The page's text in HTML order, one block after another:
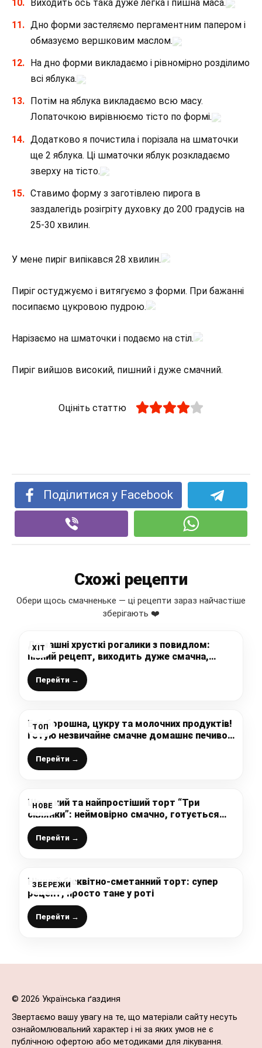
Виходить ось така дуже легка і пишна маса.
Дно форми застеляємо пергаментним папером і
обмазуємо вершковим маслом.
На дно форми викладаємо і рівномірно розділимо
всі яблука.
Потім на яблука викладаємо всю масу.
Лопаточкою вирівнюємо тісто по формі.
Додатково я почистила і порізала на шматочки
ще 2 яблука. Ці шматочки яблук розкладаємо
зверху на тісто.
Ставимо форму з заготівлею пирога в
заздалегідь розігріту духовку до 200 градусів на
25-30 хвилин.
У мене пиріг випікався 28 хвилин.
Пиріг остуджуємо і витягуємо з форми. При бажанні
посипаємо цукровою пудрою.
Нарізаємо на шматочки і подаємо на стіл.
Пиріг вийшов високий, пишний і дуже смачний.
Оцініть статтю
Поділитися у Facebook
Схожі рецепти
Обери щось смачненьке — ці рецепти зараз найчастіше
зберігають ❤️
ХІТ
Домашні хрусткі рогалики з повидлом:
пісний рецепт, виходить дуже смачна,
швидка і проста випічка до чаю
Перейти →
ТОП
Без борошна, цукру та молочних продуктів!
Готую незвичайне смачне домашнє печиво,
яке можна навіть у піст, простий рецепт
Перейти →
НОВЕ
Швидкий та найпростіший торт “Три
склянки”: неймовірно смачно, готується
легко “на швидку руку” без вагів, і можна
відразу подавати на стіл
Перейти →
ЗБЕРЕЖИ
Ніжний бісквітно-сметанний торт: супер
рецепт, просто тане у роті
Перейти →
© 2026 Українська ґаздиня
Звертаємо вашу увагу на те, що матеріали сайту несуть
ознайомлювальний характер і ні за яких умов не є
публічною офертою або методиками для лікування.